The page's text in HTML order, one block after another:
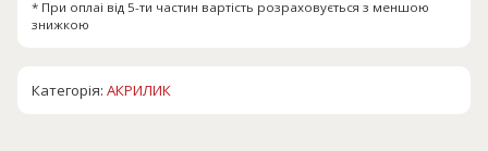
* При оплаі від 5-ти частин вартість розраховується з меншою
знижкою
Категорія:АКРИЛИК